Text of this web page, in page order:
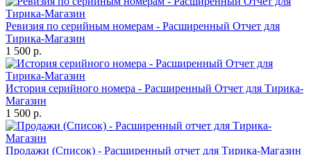
Ревизия по серийным номерам - Расширенный Отчет для
Тирика-Магазин
1 500 р.
История серийного номера - Расширенный Отчет для Тирика-
Магазин
1 500 р.
Продажи (Список) - Расширенный отчет для Тирика-Магазин